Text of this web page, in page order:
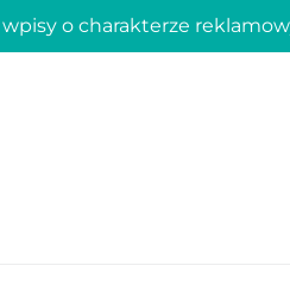
o charakterze